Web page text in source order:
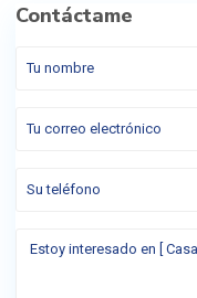
Contáctame